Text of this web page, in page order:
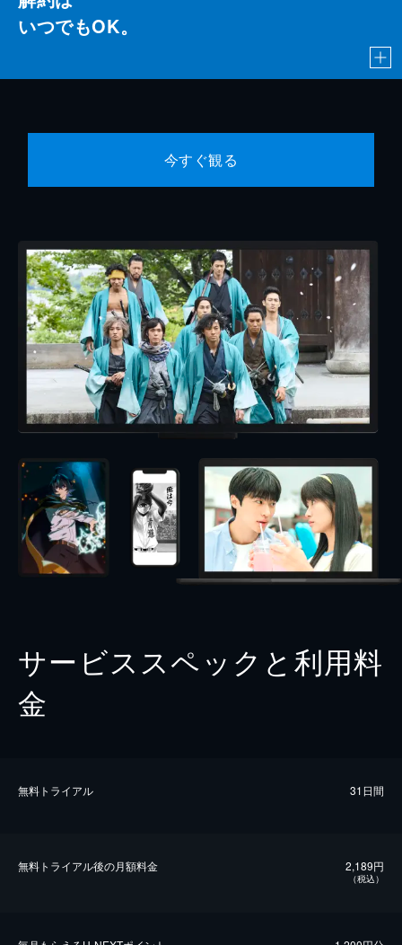
いつでもOK。
今すぐ観る
サービススペックと利用料
金
無料トライアル 31日間
無料トライアル後の⽉額料金 2,189円
（税込）